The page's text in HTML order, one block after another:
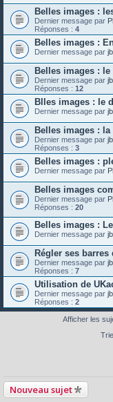
Belles images :
Dernier message par
Réponses : 4
Belles images :
Dernier message par
Belles images :
Dernier message par
Réponses : 12
Blles images : le
Dernier message par
Belles images :
Dernier message par
Réponses : 3
Belles images :
Dernier message par
Belles images
Dernier message par
Réponses : 20
Belles images :
Dernier message par
Régler ses barres
Dernier message par
Réponses : 7
Utilisation de
Dernier message par
Réponses : 2
Afficher les
Nouveau sujet